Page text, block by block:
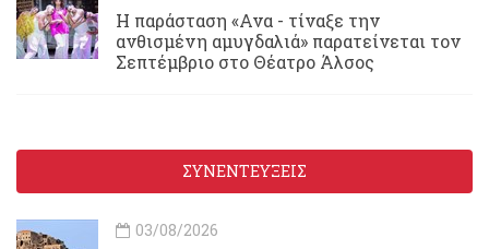
Η παράσταση «Ανα - τίναξε την
ανθισμένη αμυγδαλιά» παρατείνεται τον
Σεπτέμβριο στο Θέατρο Άλσος
ΣΥΝΕΝΤΕΥΞΕΙΣ
03/08/2026